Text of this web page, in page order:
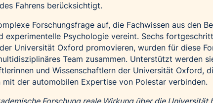
Fahrens berücksichtigt.
Forschungsfrage auf, die Fachwissen aus den
experimentelle Psychologie vereint. Sechs
Universität Oxford promovieren, wurden für diese
Team zusammen. Unterstützt werden
und Wissenschaftlern der Universität Oxford,
der automobilen Expertise von Polestar verbinden.